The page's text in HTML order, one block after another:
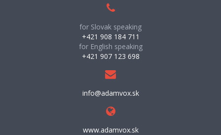
for Slovak speaking
+421 908 184 711
for English speaking
+421 907 123 698
info@adamvox.sk
www.adamvox.sk